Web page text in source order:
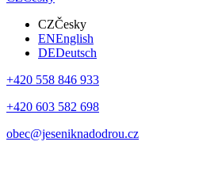
CZČesky
ENEnglish
DEDeutsch
+420 558 846 933
+420 603 582 698
obec@jeseniknadodrou.cz